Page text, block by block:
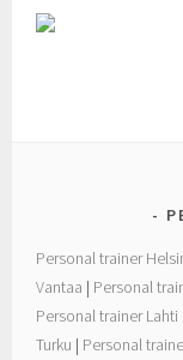
Personal trainer
Vantaa | Personal
Personal trainer Lahti
Turku | Personal